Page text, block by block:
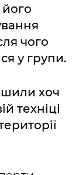
чого
у групи.
хоч
техніці